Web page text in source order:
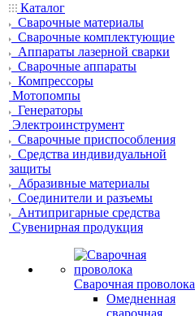
Каталог
Сварочные материалы
Сварочные комплектующие
Аппараты лазерной сварки
Сварочные аппараты
Компрессоры
Мотопомпы
Генераторы
Электроинструмент
Сварочные приспособления
Средства индивидуальной
защиты
Абразивные материалы
Соединители и разъемы
Антипригарные средства
Сувенирная продукция
Сварочная проволока
Омедненная
сварочная